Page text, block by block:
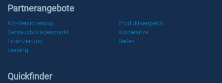
Partnerangebote
Kfz-Versicherung
Produktvergleich
Gebrauchtwagenmarkt
Kindersitze
Finanzierung
Reifen
Leasing
Quickfinder